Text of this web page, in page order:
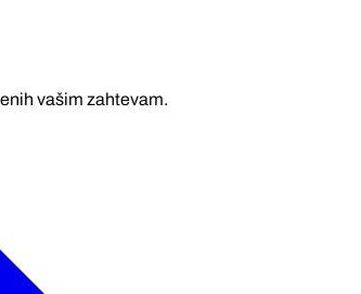
vašim zahtevam.